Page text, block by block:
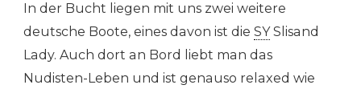
In der Bucht liegen mit uns zwei weitere
deutsche Boote, eines davon ist die SYSlisand
Lady. Auch dort an Bord liebt man das
Nudisten-Leben und ist genauso relaxed wie